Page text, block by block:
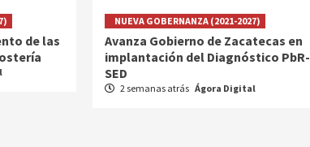
de las
NUEVA GOBERNANZA (2021-2027)
Avanza Gobierno de Zacatecas en
implantación del Diagnóstico PbR-
SED
2 semanas atrás Ágora Digital